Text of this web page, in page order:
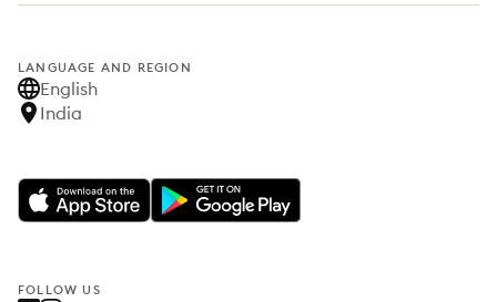
LANGUAGE AND REGION
English
India
FOLLOW US